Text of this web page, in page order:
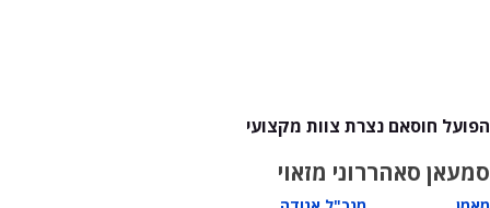
הפועל חוסאם נצרת צוות מקצועי
סמעאן סאהררוני מזאוי